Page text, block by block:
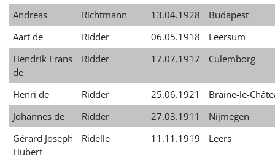
Andreas
Richtmann 13.04.1928
Budapest
Aart de
Ridder 06.05.1918
Leersum
Hendrik Frans
de
Ridder 17.07.1917 Culemborg
Henri de Ridder 25.06.1921
Braine-le-
Johannes de
Ridder 27.03.1911
Nijmegen
Gérard Joseph
Hubert
Ridelle 11.11.1919 Leers